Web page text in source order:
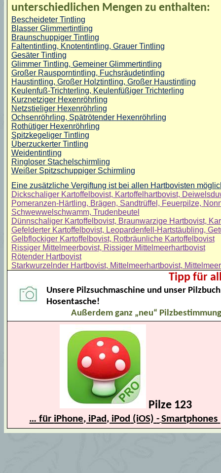
unterschiedlichen Mengen zu enthalten:
Bescheideter Tintling
Blasser Glimmertintling
Braunschuppiger Tintling
Faltentintling, Knotentintling, Grauer Tintling
Gesäter Tintling
Glimmer Tintling, Gemeiner Glimmertintling
Großer Rausporntintling, Fuchsräudetintling
Haustintling, Großer Holztintling, Großer Haustintling
Keulenfuß-Trichterling, Keulenfüßiger Trichterling
Kurznetziger Hexenröhrling
Netzstieliger Hexenröhrling
Ochsenröhrling, Spätrötender Hexenröhrling
Rothütiger Hexenröhrling
Spitzkegeliger Tintling
Überzuckerter Tintling
Weidentintling
Ringloser Stachelschirmling
Weißer Spitzschuppiger Schirmling
Eine zusätzliche Vergiftung ist bei allen Hartbovisten
Dickschaliger Kartoffelbovist, Kartoffelhartbovist,
Pomeranzen-Härtling, Brägen, Sandtrüffel, Feuerpilze,
Schwewwelschwamm, Trudenbeutel
Dünnschaliger Kartoffelbovist, Braunwarzige Hartbovist,
Gefelderter Kartoffelbovist, Leopardenfell-Hartstäubling,
Gelbflockiger Kartoffelbovist, Rotbräunliche Kartoffelbovist
Rissiger Mittelmeerbovist, Rissiger Mittelmeerhartbovist
Rötender Hartbovist
Starkwurzelnder Hartbovist, Mittelmeerhartbovist,
Tipp für
Unsere Pilzsuchmaschine und unser
Hosentasche!
Außerdem ganz „neu“
Pilze 123
… für iPhone, iPad, iPod (iOS)- Smartphones